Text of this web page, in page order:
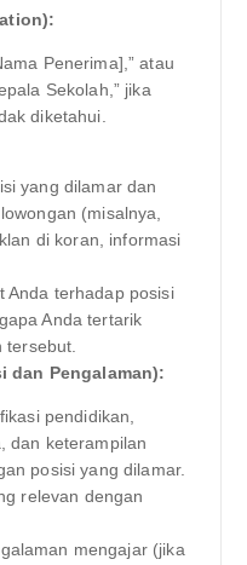
Penerima],” atau
Sekolah,” jika
diketahui.
yang dilamar dan
(misalnya,
di koran, informasi
Anda terhadap posisi
Anda tertarik
tersebut.
dan Pengalaman):
pendidikan,
dan keterampilan
posisi yang dilamar.
relevan dengan
mengajar (jika